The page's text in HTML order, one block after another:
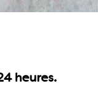
heures.